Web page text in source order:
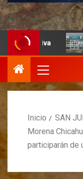
Continúa
Inicio
SAN
Morena
participarán de